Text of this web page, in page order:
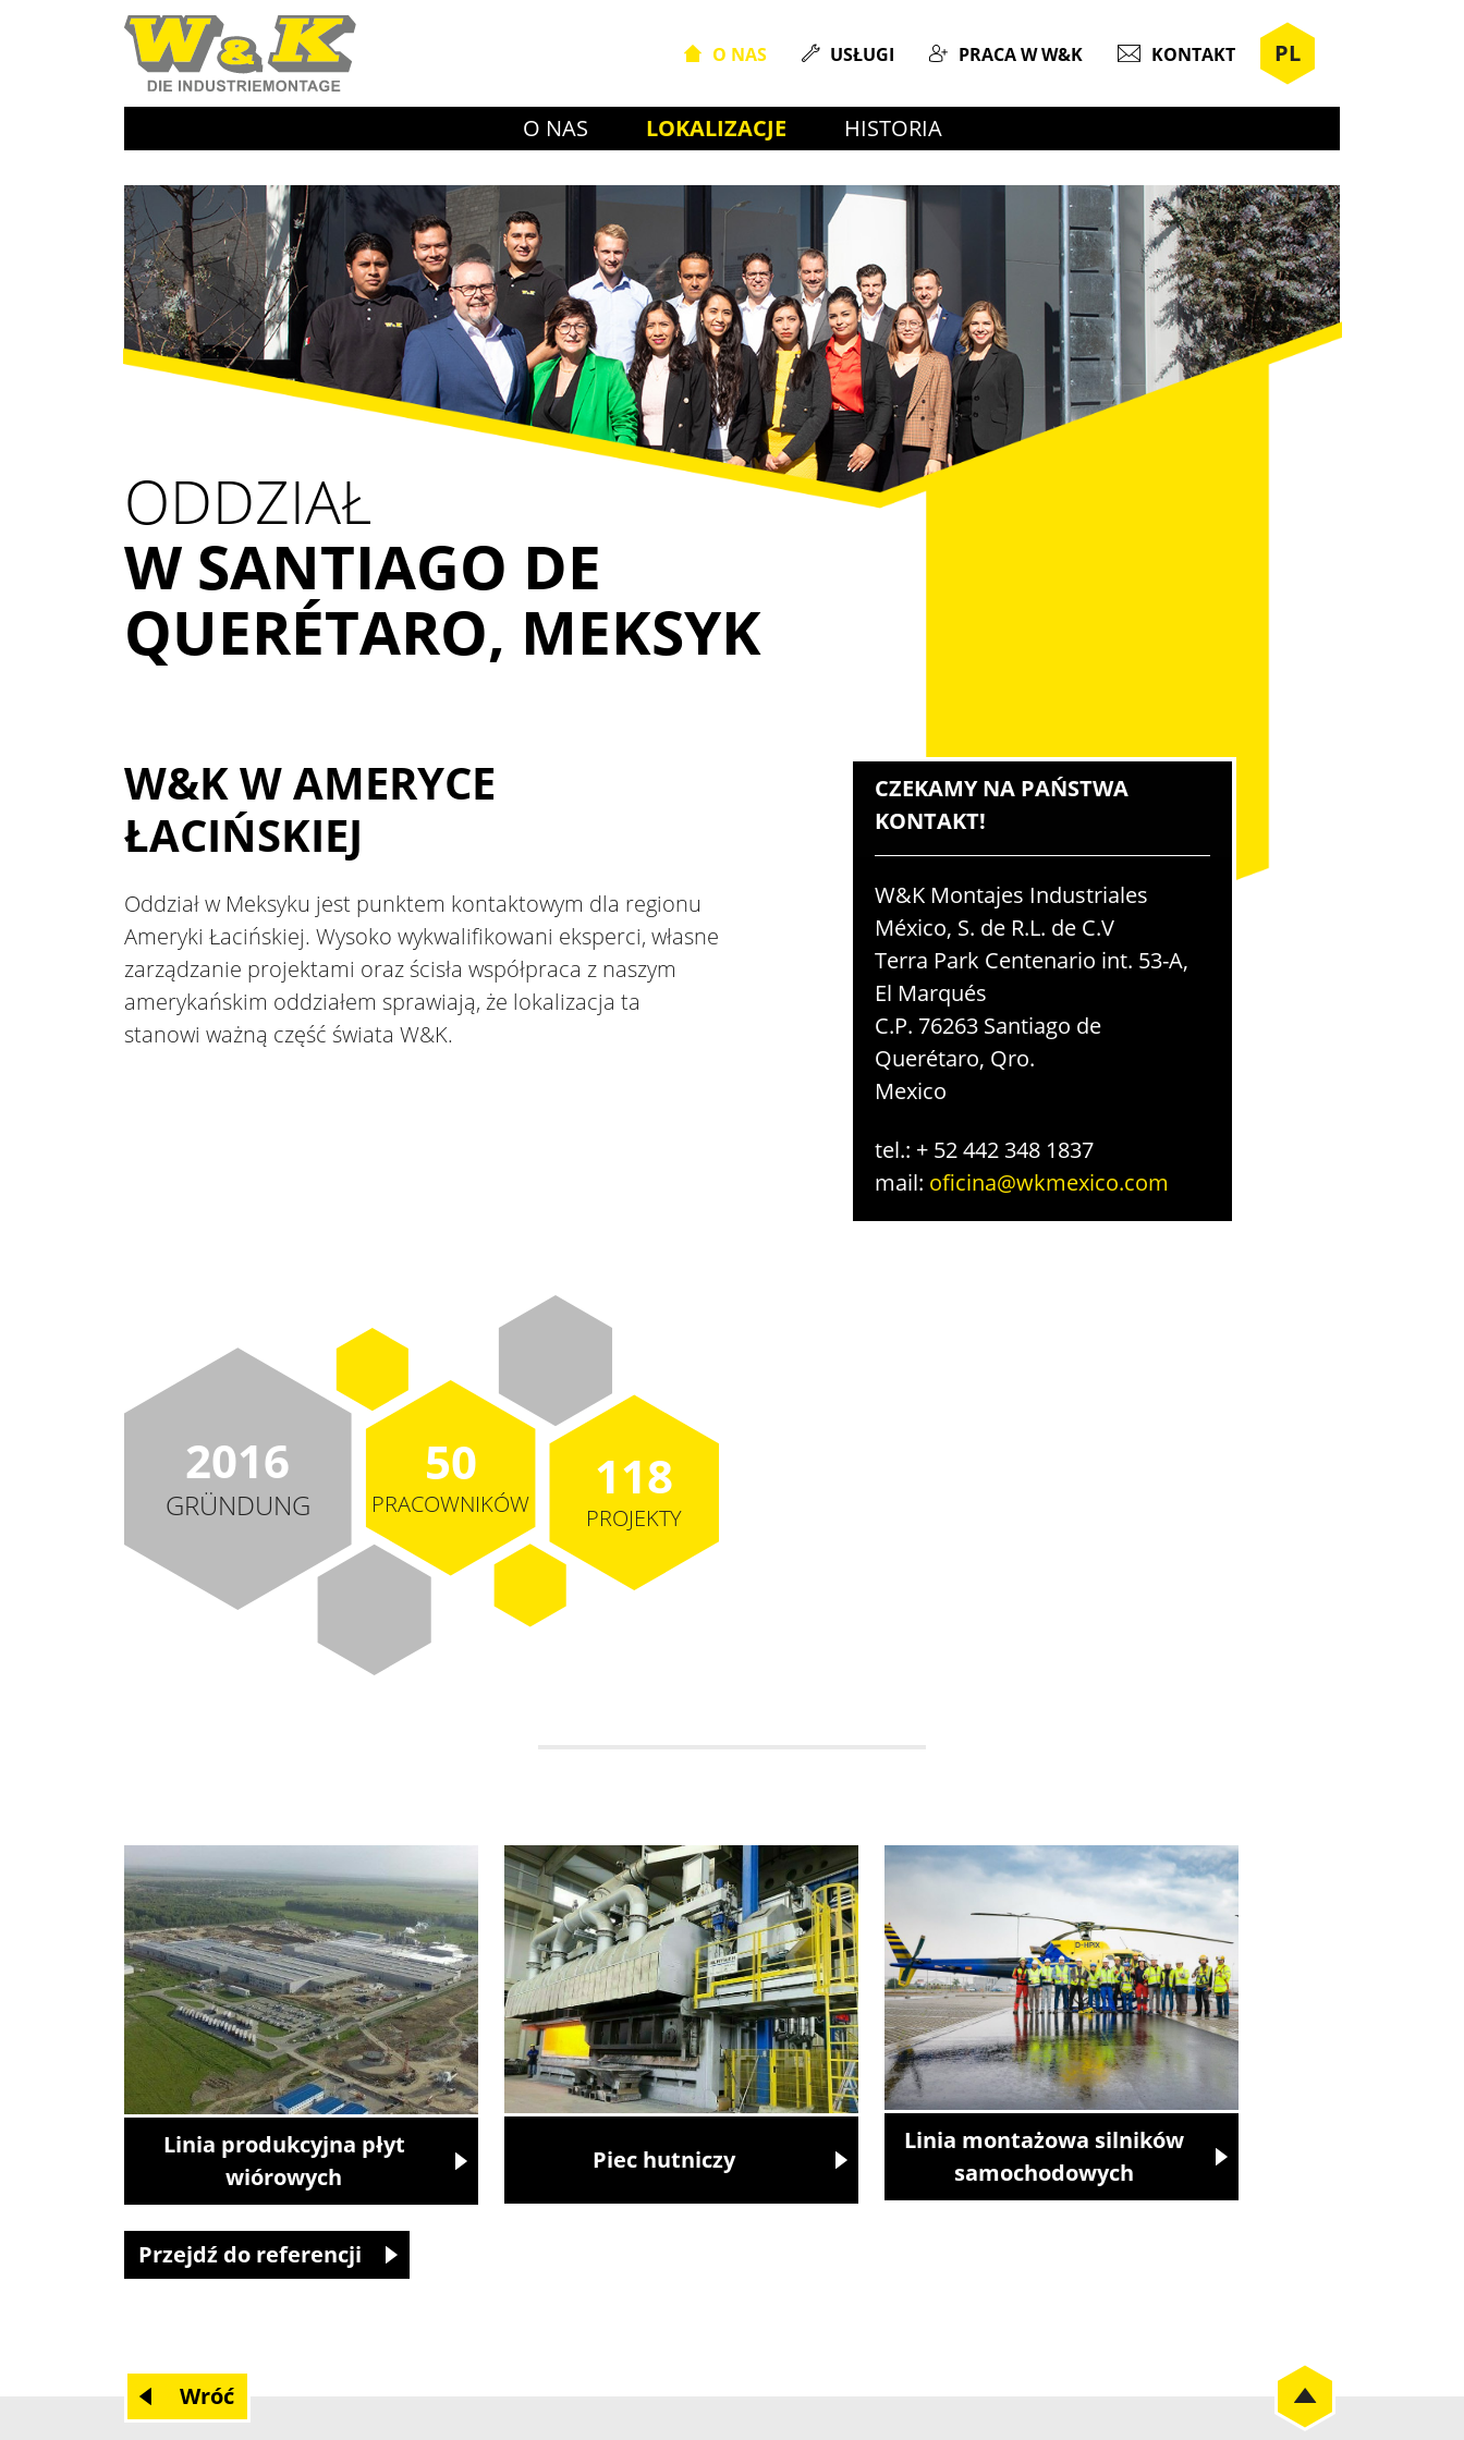
O NAS
O NAS LOKALIZACJE HISTORIA
USŁUGI PRACA W W&K KONTAKT PL
ODDZIAŁ
W SANTIAGO DE
QUERÉTARO, MEKSYK
W&K W AMERYCE
ŁACIŃSKIEJ
Oddział w Meksyku jest punktem kontaktowym dla regionu
Ameryki Łacińskiej. Wysoko wykwalifikowani eksperci, własne
zarządzanie projektami oraz ścisła współpraca z naszym
amerykańskim oddziałem sprawiają, że lokalizacja ta
stanowi ważną część świata W&K.
CZEKAMY NA PAŃSTWA
KONTAKT!
W&K Montajes Industriales
México, S. de R.L. de C.V
Terra Park Centenario int. 53-A,
El Marqués
C.P. 76263 Santiago de
Querétaro, Qro.
Mexico
tel.: + 52 442 348 1837
mail: oficina@wkmexico.com
2016
GRÜNDUNG
50
PRACOWNIKÓW 118
PROJEKTY
Linia produkcyjna płyt
wiórowych
Piec hutniczy
Linia montażowa silników
samochodowych
Przejdź do referencji
Wróć